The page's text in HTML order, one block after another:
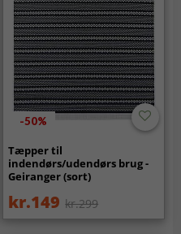
-50%
Tæpper til
indendørs/udendørs brug -
Geiranger (sort)
kr.149 kr.299